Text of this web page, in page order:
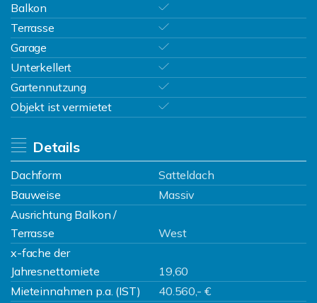
Balkon
Terrasse
Garage
Unterkellert
Gartennutzung
Objekt ist vermietet
Details
Dachform
Satteldach
Bauweise
Massiv
Ausrichtung Balkon /
Terrasse
West
x-fache der
Jahresnettomiete
19,60
Mieteinnahmen p.a. (IST)
40.560,- €